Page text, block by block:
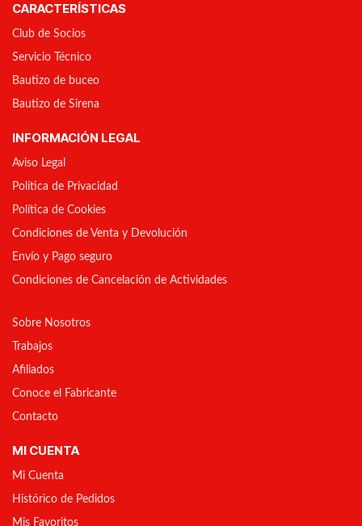
CARACTERÍSTICAS
Club de Socios
Servicio Técnico
Bautizo de buceo
Bautizo de Sirena
INFORMACIÓN LEGAL
Aviso Legal
Política de Privacidad
Política de Cookies
Condiciones de Venta y Devolución
Envío y Pago seguro
Condiciones de Cancelación de Actividades
Sobre Nosotros
Trabajos
Afiliados
Conoce el Fabricante
Contacto
MI CUENTA
Mi Cuenta
Histórico de Pedidos
Mis Favoritos